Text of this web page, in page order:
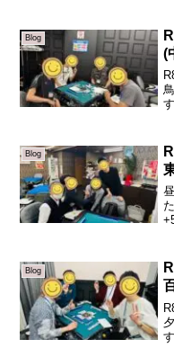
Blog
(
Blog
Blog